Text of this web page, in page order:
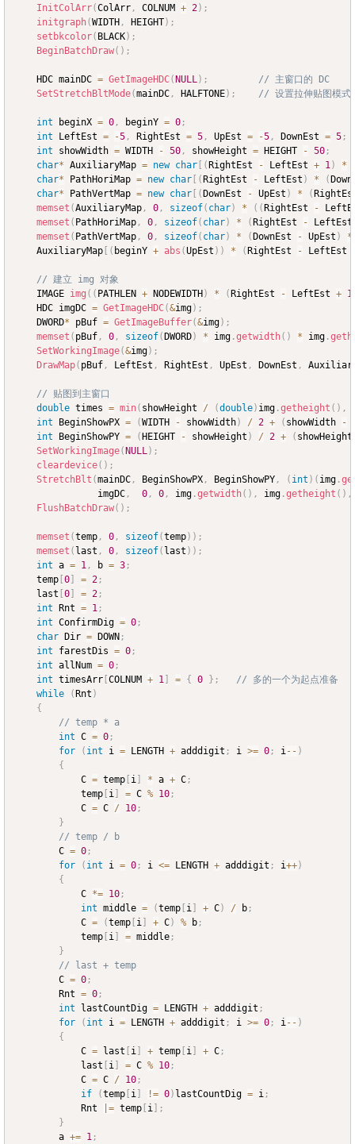
InitColArr(ColArr , COLNUM + 2) ;
initgraph(WIDTH , HEIGHT) ;
setbkcolor( BLACK) ;
BeginBatchDraw( ) ;
	HDC mainDC
= GetImageHDC(NULL ) ;
// 主窗口的 DC
SetStretchBltMode(mainDC , HALFTONE) ; // 设置拉伸贴图模式
int beginX = 0 , beginY = 0 ;
int LeftEst = -5 , RightEst = 5 , UpEst = -5 , DownEst = 5 ;
int showWidth = WIDTH - 50 , showHeight = HEIGHT - 50 ;
char* AuxiliaryMap = new char [ (RightEst - LeftEst + 1 ) *
char* PathHoriMap = new char [ (RightEst - LeftEst ) * (
char* PathVertMap = new char [ (DownEst - UpEst ) * (
memset (AuxiliaryMap , 0 , sizeof( char) * ( (RightEst -
memset ( PathHoriMap , 0 , sizeof( char) * (RightEst - LeftEst
memset ( PathVertMap , 0 , sizeof( char) * (DownEst - UpEst )
*
	AuxiliaryMap
[ ( beginY + abs (UpEst ) ) * (RightEst - LeftEst
// 建立 img 对象
	IMAGE
img ( ( PATHLEN + NODEWIDTH) * (RightEst - LeftEst + 1
	HDC imgDC
= GetImageHDC(&img) ;
	DWORD
* pBuf = GetImageBuffer(&img) ;
memset ( pBuf , 0 , sizeof(DWORD) * img .getwidth( ) * img .
SetWorkingImage(&img) ;
DrawMap( pBuf , LeftEst , RightEst , UpEst , DownEst ,
// 贴图到主窗口
double times = min( showHeight / (double) img .getheight ( ) ,
int BeginShowPX = (WIDTH - showWidth) / 2 + ( showWidth -
int BeginShowPY = (HEIGHT - showHeight ) / 2 + (
SetWorkingImage(NULL ) ;
cleardevice( ) ;
StretchBlt (mainDC , BeginShowPX , BeginShowPY , ( int ) ( img .
			   imgDC
, 0 , 0 , img .getwidth( ) , img .getheight ( ) ,
FlushBatchDraw( ) ;
memset (temp , 0 , sizeof(temp) ) ;
memset ( last , 0 , sizeof( last ) ) ;
int a = 1 , b = 3 ;
	temp
[0] = 2 ;
	last
[0] = 2 ;
int Rnt = 1 ;
int ConfirmDig = 0 ;
char Dir = DOWN ;
int farestDis = 0 ;
int allNum = 0 ;
int timesArr [COLNUM + 1 ] = { 0 } ;
// 多的一个为起点准备
while
(Rnt )
{
// temp * a
int C = 0 ;
for
( int i = LENGTH + adddigit ; i >= 0 ; i -- )
{
			C
= temp [ i ] * a + C ;
			temp
[ i ] = C % 10 ;
			C
= C / 10 ;
}
// temp / b
		C
= 0 ;
for
( int i = 0 ; i <= LENGTH + adddigit ; i++)
{
			C
*= 10 ;
int middle = (temp [ i ] + C) / b ;
			C
= (temp [ i ] + C) % b ;
			temp
[ i ] = middle ;
}
// last + temp
		C
= 0 ;
		Rnt
= 0 ;
int lastCountDig = LENGTH + adddigit ;
for
( int i = LENGTH + adddigit ; i >= 0 ; i -- )
{
			C
= last [ i ] + temp [ i ] + C ;
			last
[ i ] = C % 10 ;
			C
= C / 10 ;
if
(temp [ i ] != 0) lastCountDig = i ;
			Rnt
|= temp [ i ] ;
}
		a
+= 1 ;